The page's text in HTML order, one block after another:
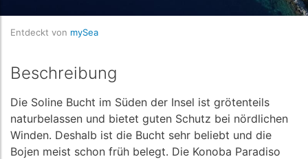
Entdeckt von mySea
Beschreibung
Die Soline Bucht im Süden der Insel ist grötenteils
naturbelassen und bietet guten Schutz bei nördlichen
Winden. Deshalb ist die Bucht sehr beliebt und die
Bojen meist schon früh belegt. Die Konoba Paradiso